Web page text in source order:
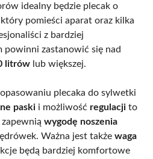
idealny będzie plecak o
który pomieści aparat oraz kilka
z bardziej
powinni zastanowić się nad
litrów lub większej.
plecaka do sylwetki
paski i możliwość regulacji to
wygodę noszenia
Ważna jest także waga
będą bardziej komfortowe